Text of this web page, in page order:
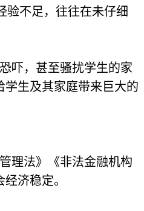
验不足，往往在未仔细
吓，甚至骚扰学生的家
生及其家庭带来巨大的
理法》《非法金融机构
济稳定。